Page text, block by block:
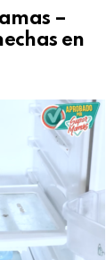
–
en